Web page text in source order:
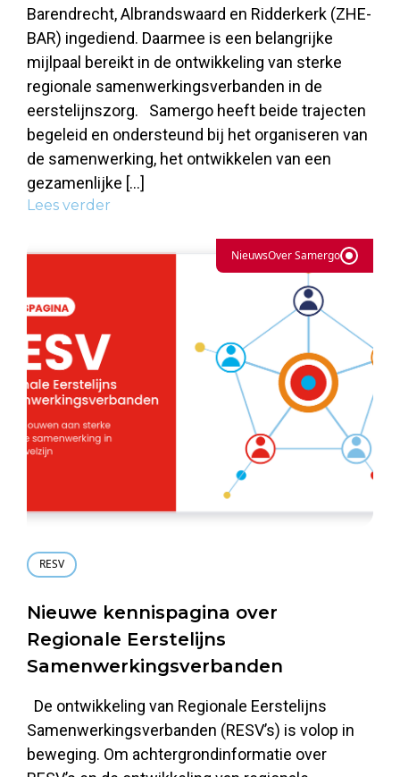
Barendrecht, Albrandswaard en Ridderkerk (ZHE-
BAR) ingediend. Daarmee is een belangrijke
mijlpaal bereikt in de ontwikkeling van sterke
regionale samenwerkingsverbanden in de
eerstelijnszorg. Samergo heeft beide trajecten
begeleid en ondersteund bij het organiseren van
de samenwerking, het ontwikkelen van een
gezamenlijke […]
Lees verder
NieuwsOver Samergo
RESV
Nieuwe kennispagina over
Regionale Eerstelijns
Samenwerkingsverbanden
De ontwikkeling van Regionale Eerstelijns
Samenwerkingsverbanden (RESV’s) is volop in
beweging. Om achtergrondinformatie over